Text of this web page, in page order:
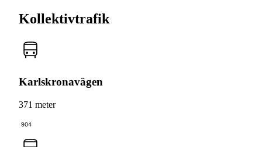
Kollektivtrafik
Karlskronavägen
371 meter
904